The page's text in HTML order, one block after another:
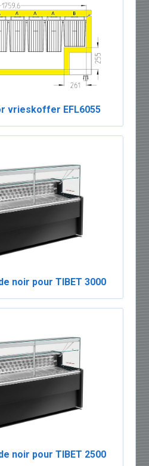
vrieskoffer EFL6055
noir pour TIBET 3000
noir pour TIBET 2500